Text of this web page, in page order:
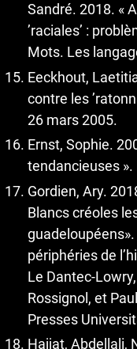
Sandré. 2018. «
’raciales’ :
Mots. Les
Eeckhout,
contre les
26 mars 2005.
Ernst, Sophie.
tendancieuses
Gordien, Ary.
Blancs créoles
périphéries de
Le Dantec-
Rossignol, et
Presses
Hajjat, Abdellali,